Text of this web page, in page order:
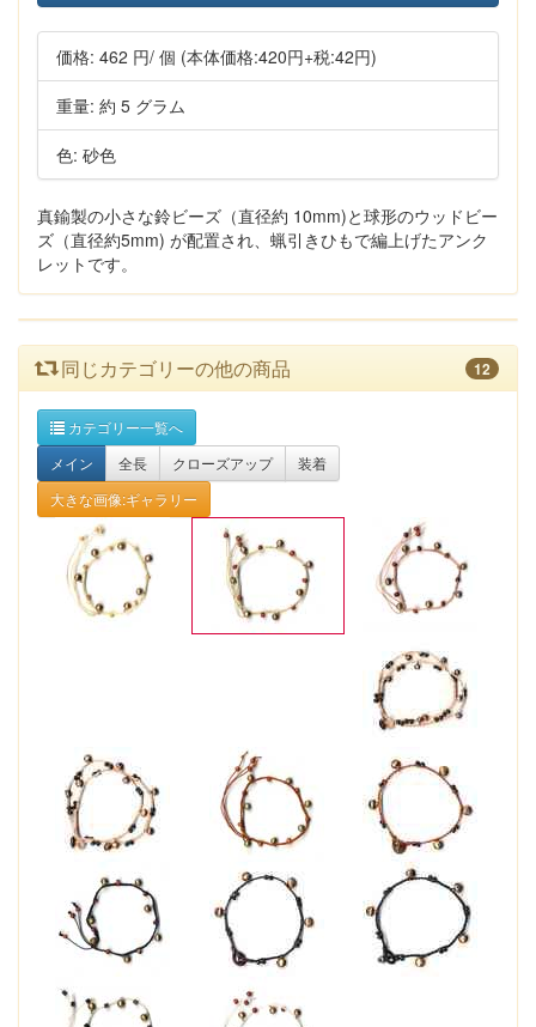
価格: 462 円/ 個 (本体価格:420円+税:42円)
重量: 約 5 グラム
色: 砂色
真鍮製の小さな鈴ビーズ（直径約 10mm)と球形のウッドビー
ズ（直径約5mm) が配置され、蝋引きひもで編上げたアンク
レットです。
同じカテゴリーの他の商品 12
カテゴリー一覧へ
メイン
全長 クローズアップ
装着
大きな画像:ギャラリー